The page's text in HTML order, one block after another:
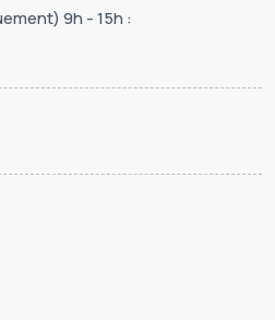
9h - 15h :